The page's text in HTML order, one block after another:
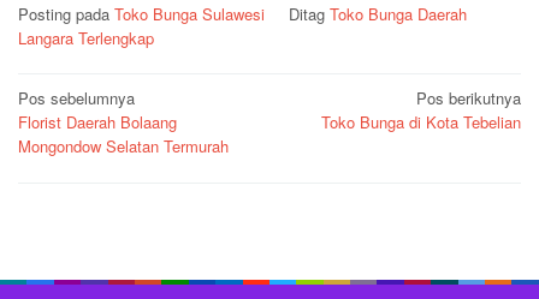
Posting pada Toko Bunga Sulawesi Ditag Toko Bunga Daerah
Langara Terlengkap
Navigasi
pos
Pos sebelumnya
Florist Daerah Bolaang
Mongondow Selatan Termurah
Pos berikutnya
Toko Bunga di Kota Tebelian